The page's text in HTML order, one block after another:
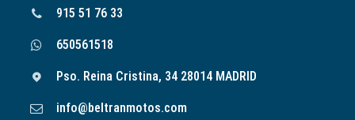
915 51 76 33
650561518
Pso. Reina Cristina, 34 28014 MADRID
info@beltranmotos.com